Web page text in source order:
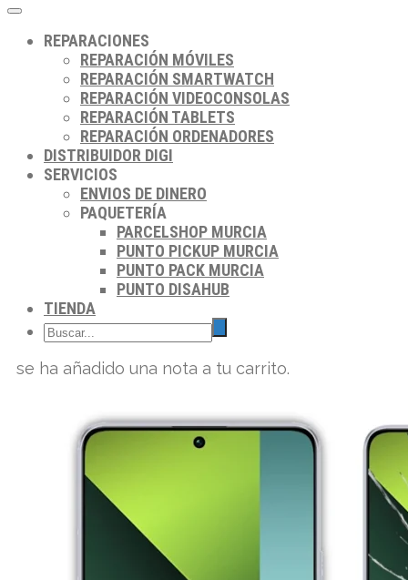
REPARACIONES
REPARACIÓN MÓVILES
REPARACIÓN SMARTWATCH
REPARACIÓN VIDEOCONSOLAS
REPARACIÓN TABLETS
REPARACIÓN ORDENADORES
DISTRIBUIDOR DIGI
SERVICIOS
ENVIOS DE DINERO
PAQUETERÍA
PARCELSHOP MURCIA
PUNTO PICKUP MURCIA
PUNTO PACK MURCIA
PUNTO DISAHUB
TIENDA
se ha añadido una nota a tu carrito.